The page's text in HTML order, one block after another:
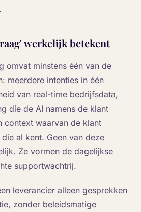
werkelijk betekent
omvat minstens één van de
meerdere intenties in één
van real-time bedrijfsdata,
die de AI namens de klant
context waarvan de klant
al kent. Geen van deze
Ze vormen de dagelijkse
supportwachtrij.
leverancier alleen gesprekken
zonder beleidsmatige